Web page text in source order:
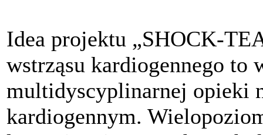
Idea projektu „SHOCK-
wstrząsu kardiogennego to
multidyscyplinarnej opieki
kardiogennym.